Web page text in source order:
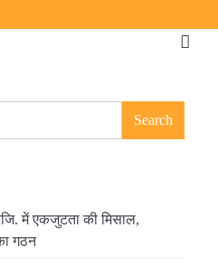
सम्मानित
Search
में एकजुटता की मिसाल,
गठन